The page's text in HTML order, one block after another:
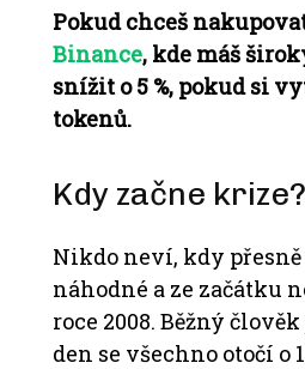
Pokud chceš
Binance, kde máš
snížit o 5 %, pokud si
tokenů.
Kdy začne krize?
Nikdo neví, kdy přesně
náhodné a ze začátku
roce 2008. Běžný
den se všechno otočí o